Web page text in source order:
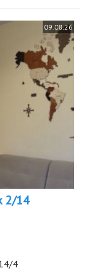
09.08.26
2/14
4